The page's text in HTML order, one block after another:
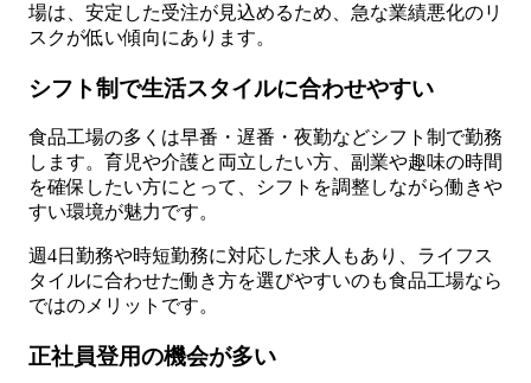
場は、安定した受注が見込めるため、急な業績悪化のリ
スクが低い傾向にあります。
シフト制で生活スタイルに合わせやすい
食品工場の多くは早番・遅番・夜勤などシフト制で勤務
します。育児や介護と両立したい方、副業や趣味の時間
を確保したい方にとって、シフトを調整しながら働きや
すい環境が魅力です。
週4日勤務や時短勤務に対応した求人もあり、ライフス
タイルに合わせた働き方を選びやすいのも食品工場なら
ではのメリットです。
正社員登用の機会が多い